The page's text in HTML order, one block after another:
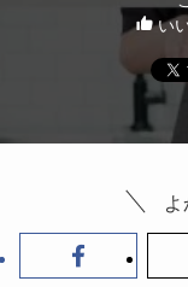
い